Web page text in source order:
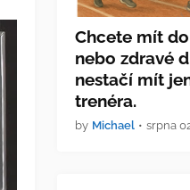
Chcete mít
nebo zdravé
nestačí mít
trenéra.
by Michael • srpna